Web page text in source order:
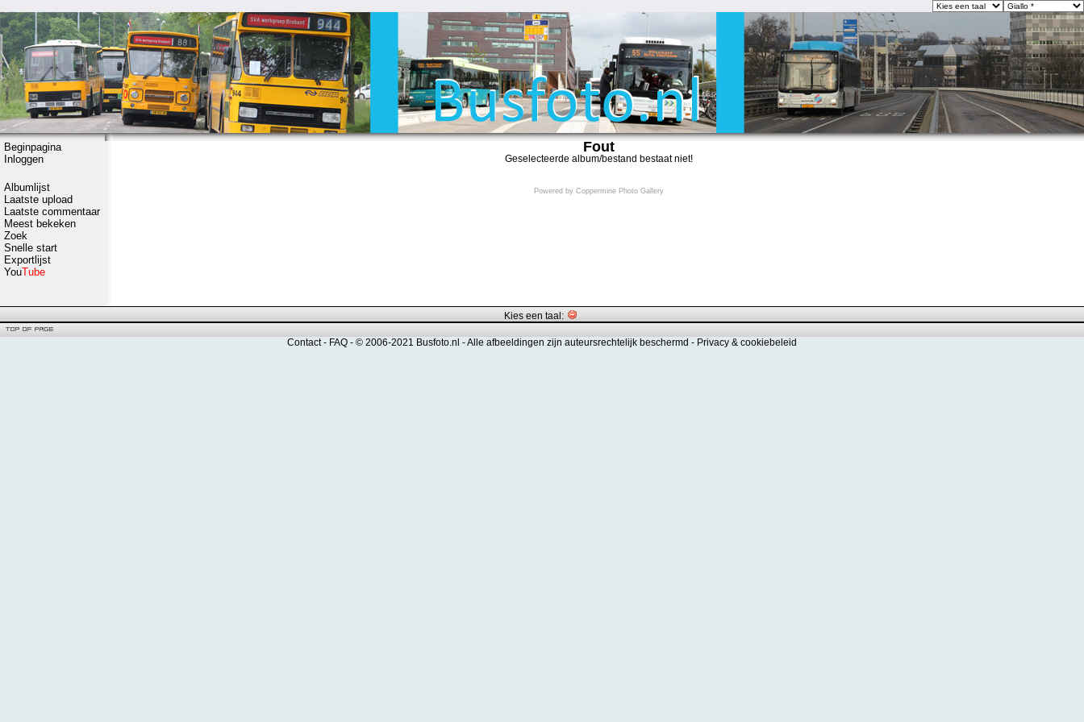
Beginpagina
Inloggen
Albumlijst
Laatste upload
Laatste commentaar
Meest bekeken
Zoek
Snelle start
Exportlijst
YouTube
Fout
Geselecteerde album/bestand bestaat niet!
Powered by Coppermine Photo Gallery
Kies een taal:
Contact- FAQ - © 2006-2021 Busfoto.nl -Alle afbeeldingen zijn auteursrechtelijk beschermd - Privacy & cookiebeleid